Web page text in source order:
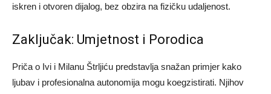
iskren i otvoren dijalog, bez obzira na fizičku udaljenost.
Zaključak: Umjetnost i Porodica
Priča o Ivi i Milanu Štrljiću predstavlja snažan primjer kako
ljubav i profesionalna autonomija mogu koegzistirati. Njihov